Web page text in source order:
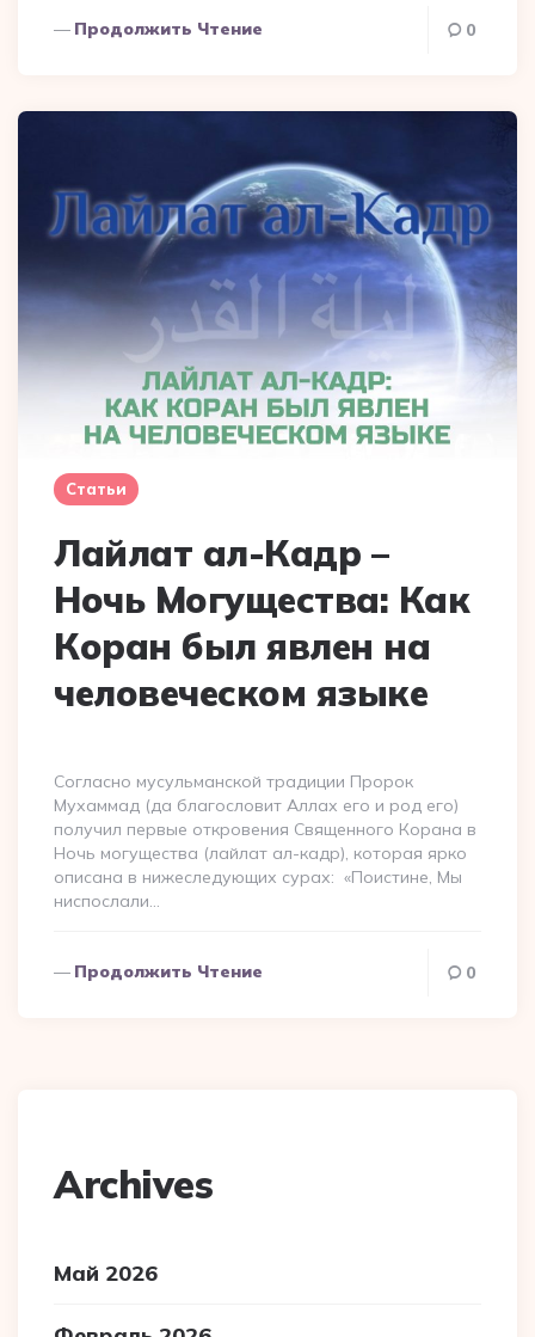
Продолжить Чтение 0
Статьи
Лайлат ал-Кадр –
Ночь Могущества: Как
Коран был явлен на
человеческом языке
Согласно мусульманской традиции Пророк
Мухаммад (да благословит Аллах его и род его)
получил первые откровения Священного Корана в
Ночь могущества (лайлат ал-кадр), которая ярко
описана в нижеследующих сурах: «Поистине, Мы
ниспослали…
Продолжить Чтение 0
Archives
Май 2026